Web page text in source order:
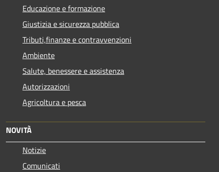
Educazione e formazione
Giustizia e sicurezza pubblica
Tributi,finanze e contravvenzioni
Ambiente
Salute, benessere e assistenza
Autorizzazioni
Agricoltura e pesca
NOVITÀ
Notizie
Comunicati